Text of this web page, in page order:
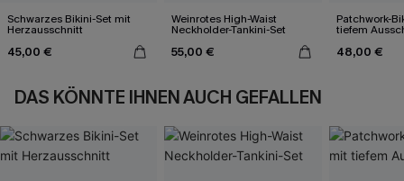
Schwarzes Bikini-Set mit
Herzausschnitt
45,00 €
Weinrotes High-Waist
Neckholder-Tankini-Set
55,00 €
Patchwork-
tiefem
48,00 €
DAS KÖNNTE IHNEN AUCH GEFALLEN